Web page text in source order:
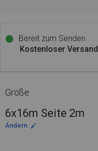
Bereit zum Senden
Kostenloser Versand
Größe
6x16m Seite 2m
Ändern